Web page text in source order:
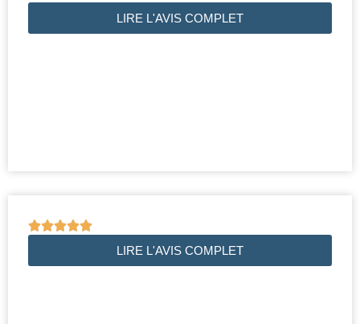
LIRE L'AVIS COMPLET

LIRE L'AVIS COMPLET